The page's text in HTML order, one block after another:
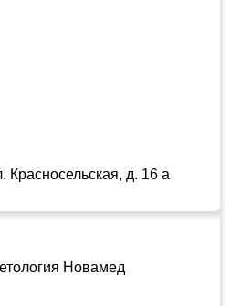
Красносельская, д. 16 а